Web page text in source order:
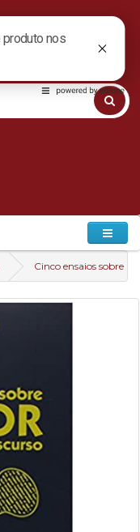
Cinco ensaios sobre